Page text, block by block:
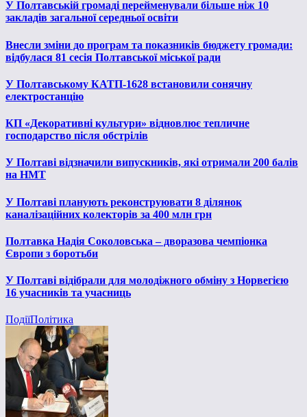
У Полтавській громаді перейменували більше ніж 10
закладів загальної середньої освіти
Внесли зміни до програм та показників бюджету громади:
відбулася 81 сесія Полтавської міської ради
У Полтавському КАТП-1628 встановили сонячну
електростанцію
КП «Декоративні культури» відновлює тепличне
господарство після обстрілів
У Полтаві відзначили випускників, які отримали 200 балів
на НМТ
У Полтаві планують реконструювати 8 ділянок
каналізаційних колекторів за 400 млн грн
Полтавка Надія Соколовська – дворазова чемпіонка
Європи з боротьби
У Полтаві відібрали для молодіжного обміну з Норвегією
16 учасників та учасниць
ПодіїПолітика